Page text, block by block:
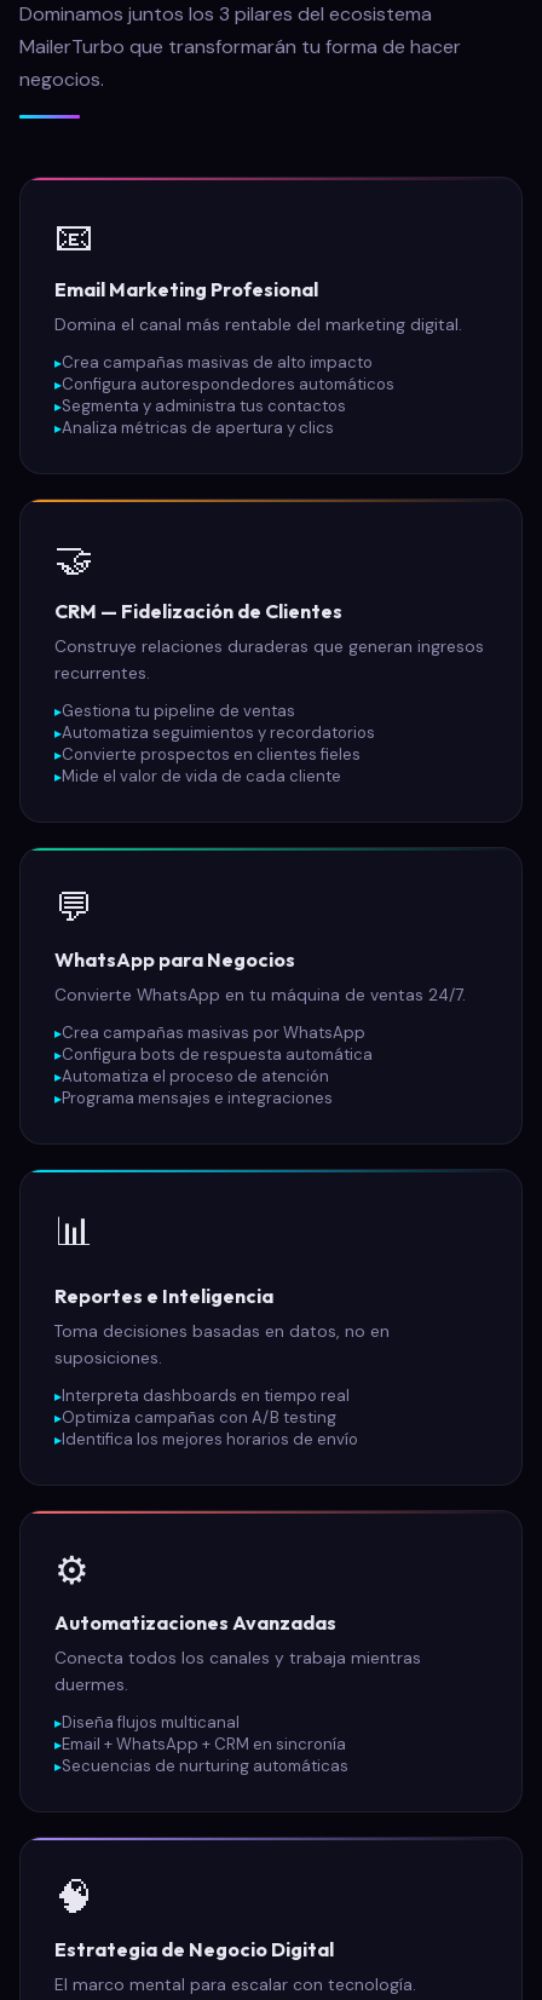
Dominamos juntos los 3 pilares del ecosistema
MailerTurbo que transformarán tu forma de hacer
negocios.
📧
Email Marketing Profesional
Domina el canal más rentable del marketing digital.
Crea campañas masivas de alto impacto
Configura autorespondedores automáticos
Segmenta y administra tus contactos
Analiza métricas de apertura y clics
🤝
CRM — Fidelización de Clientes
Construye relaciones duraderas que generan ingresos
recurrentes.
Gestiona tu pipeline de ventas
Automatiza seguimientos y recordatorios
Convierte prospectos en clientes fieles
Mide el valor de vida de cada cliente
💬
WhatsApp para Negocios
Convierte WhatsApp en tu máquina de ventas 24/7.
Crea campañas masivas por WhatsApp
Configura bots de respuesta automática
Automatiza el proceso de atención
Programa mensajes e integraciones
📊
Reportes e Inteligencia
Toma decisiones basadas en datos, no en
suposiciones.
Interpreta dashboards en tiempo real
Optimiza campañas con A/B testing
Identifica los mejores horarios de envío
⚙️
Automatizaciones Avanzadas
Conecta todos los canales y trabaja mientras
duermes.
Diseña flujos multicanal
Email + WhatsApp + CRM en sincronía
Secuencias de nurturing automáticas
🧠
Estrategia de Negocio Digital
El marco mental para escalar con tecnología.